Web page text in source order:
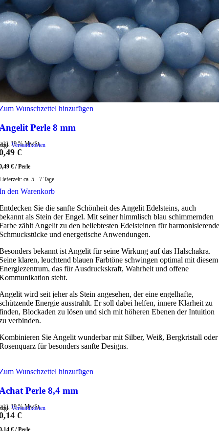
Wunschzettel hinzufügen
Perle 8 mm
19 % MwSt.
Versandkosten
€
€ /Perle
ca. 5 - 7 Tage
den Warenkorb
Sie die sanfte Schönheit des Angelit Edelsteins, auch
als Stein der Engel. Mit seiner himmlisch blau schimmernden
zählt Angelit zu den beliebtesten Edelsteinen für harmonisierende
und energetische Anwendungen.
bekannt ist Angelit für seine Wirkung auf das Halschakra.
klaren, leuchtend blauen Farbtöne schwingen optimal mit diesem
das für Ausdruckskraft, Wahrheit und offene
steht.
wird seit jeher als Stein angesehen, der eine engelhafte,
Energie ausstrahlt. Er soll dabei helfen, innere Klarheit zu
Blockaden zu lösen und sich mit höheren Ebenen der Intuition
verbinden.
Sie Angelit wunderbar mit Silber, Weiß, Bergkristall oder
für besonders sanfte Designs.
Wunschzettel hinzufügen
Perle 8,4 mm
19 % MwSt.
Versandkosten
€
€ /Perle